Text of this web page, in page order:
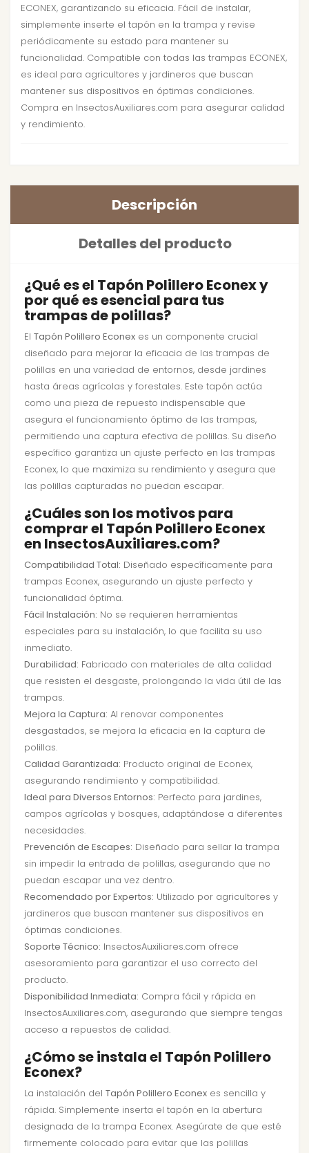
ECONEX, garantizando su eficacia. Fácil de instalar,
simplemente inserte el tapón en la trampa y revise
periódicamente su estado para mantener su
funcionalidad. Compatible con todas las trampas ECONEX,
es ideal para agricultores y jardineros que buscan
mantener sus dispositivos en óptimas condiciones.
Compra en InsectosAuxiliares.com para asegurar calidad
y rendimiento.
Descripción
Detalles del producto
¿Qué es el Tapón Polillero Econex y
por qué es esencial para tus
trampas de polillas?
El Tapón Polillero Econex es un componente crucial
diseñado para mejorar la eficacia de las trampas de
polillas en una variedad de entornos, desde jardines
hasta áreas agrícolas y forestales. Este tapón actúa
como una pieza de repuesto indispensable que
asegura el funcionamiento óptimo de las trampas,
permitiendo una captura efectiva de polillas. Su diseño
específico garantiza un ajuste perfecto en las trampas
Econex, lo que maximiza su rendimiento y asegura que
las polillas capturadas no puedan escapar.
¿Cuáles son los motivos para
comprar el Tapón Polillero Econex
en InsectosAuxiliares.com?
Compatibilidad Total: Diseñado específicamente para
trampas Econex, asegurando un ajuste perfecto y
funcionalidad óptima.
Fácil Instalación: No se requieren herramientas
especiales para su instalación, lo que facilita su uso
inmediato.
Durabilidad: Fabricado con materiales de alta calidad
que resisten el desgaste, prolongando la vida útil de las
trampas.
Mejora la Captura: Al renovar componentes
desgastados, se mejora la eficacia en la captura de
polillas.
Calidad Garantizada: Producto original de Econex,
asegurando rendimiento y compatibilidad.
Ideal para Diversos Entornos: Perfecto para jardines,
campos agrícolas y bosques, adaptándose a diferentes
necesidades.
Prevención de Escapes: Diseñado para sellar la trampa
sin impedir la entrada de polillas, asegurando que no
puedan escapar una vez dentro.
Recomendado por Expertos: Utilizado por agricultores y
jardineros que buscan mantener sus dispositivos en
óptimas condiciones.
Soporte Técnico: InsectosAuxiliares.com ofrece
asesoramiento para garantizar el uso correcto del
producto.
Disponibilidad Inmediata: Compra fácil y rápida en
InsectosAuxiliares.com, asegurando que siempre tengas
acceso a repuestos de calidad.
¿Cómo se instala el Tapón Polillero
Econex?
La instalación del Tapón Polillero Econex es sencilla y
rápida. Simplemente inserta el tapón en la abertura
designada de la trampa Econex. Asegúrate de que esté
firmemente colocado para evitar que las polillas